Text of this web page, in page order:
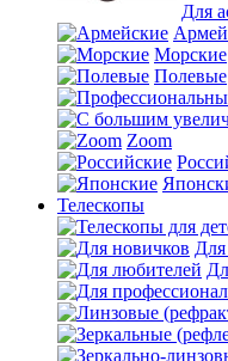
Для
Морские
Полевые
Zoom
Телескопы